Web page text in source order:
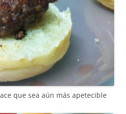
que sea aún más apetecible